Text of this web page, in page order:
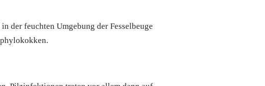
der feuchten Umgebung der Fesselbeuge